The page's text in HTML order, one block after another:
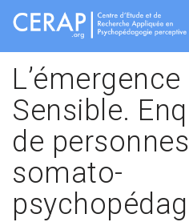
Aller
contenu
principal
Sensible.
de
somato-